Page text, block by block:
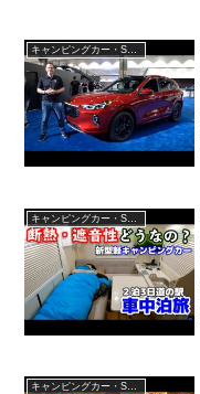
キャンピングカー・SUV人気車種
キャンピングカー・SUV人気車種